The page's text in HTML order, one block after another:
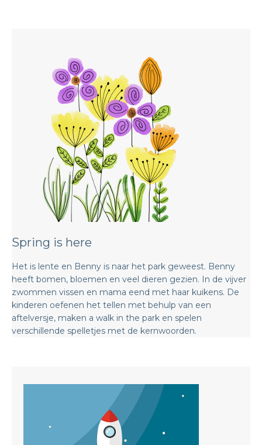
Spring is here
Het is lente en Benny is naar het park geweest. Benny
heeft bomen, bloemen en veel dieren gezien. In de vijver
zwommen vissen en mama eend met haar kuikens. De
kinderen oefenen het tellen met behulp van een
aftelversje, maken a walk in the park en spelen
verschillende spelletjes met de kernwoorden.